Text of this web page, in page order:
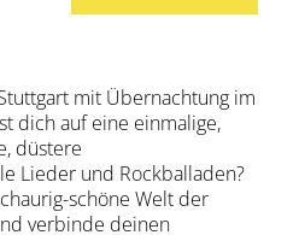
mit Übernachtung im
dich auf eine einmalige,
düstere
Lieder und Rockballaden?
schöne Welt der
verbinde deinen